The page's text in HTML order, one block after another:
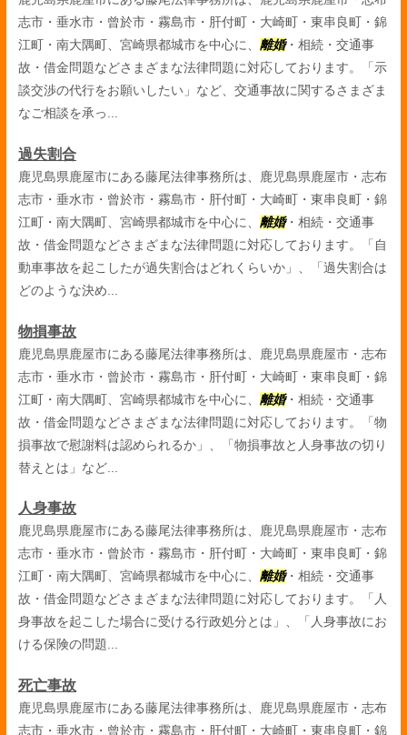
志市・垂水市・曾於市・霧島市・肝付町・大崎町・東串良町・錦
江町・南大隅町、宮崎県都城市を中心に、 離婚・相続・交通事
故・借金問題などさまざまな法律問題に対応しております。「示
談交渉の代行をお願いしたい」など、交通事故に関するさまざま
なご相談を承っ...
過失割合
鹿児島県鹿屋市にある藤尾法律事務所は、鹿児島県鹿屋市・志布
志市・垂水市・曾於市・霧島市・肝付町・大崎町・東串良町・錦
江町・南大隅町、宮崎県都城市を中心に、 離婚・相続・交通事
故・借金問題などさまざまな法律問題に対応しております。「自
動車事故を起こしたが過失割合はどれくらいか」、「過失割合は
どのような決め...
物損事故
鹿児島県鹿屋市にある藤尾法律事務所は、鹿児島県鹿屋市・志布
志市・垂水市・曾於市・霧島市・肝付町・大崎町・東串良町・錦
江町・南大隅町、宮崎県都城市を中心に、 離婚・相続・交通事
故・借金問題などさまざまな法律問題に対応しております。「物
損事故で慰謝料は認められるか」、「物損事故と人身事故の切り
替えとは」など...
人身事故
鹿児島県鹿屋市にある藤尾法律事務所は、鹿児島県鹿屋市・志布
志市・垂水市・曾於市・霧島市・肝付町・大崎町・東串良町・錦
江町・南大隅町、宮崎県都城市を中心に、 離婚・相続・交通事
故・借金問題などさまざまな法律問題に対応しております。「人
身事故を起こした場合に受ける行政処分とは」、「人身事故にお
ける保険の問題...
死亡事故
鹿児島県鹿屋市にある藤尾法律事務所は、鹿児島県鹿屋市・志布
志市・垂水市・曾於市・霧島市・肝付町・大崎町・東串良町・錦